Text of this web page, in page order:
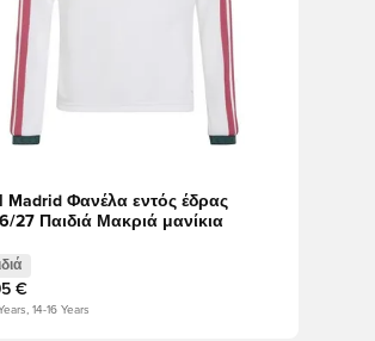
Madrid Φανέλα εντός έδρας
27 Παιδιά Μακριά μανίκια
€
14-16 Years